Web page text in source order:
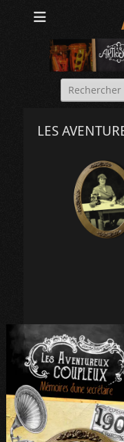
Rechercher :
LES